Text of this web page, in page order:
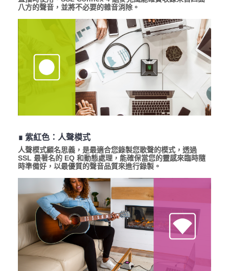
八方的聲音，並將不必要的雜音消除。
∎ 紫紅色：人聲模式
人聲模式顧名思義，是最適合您錄製您歌聲的模式，透過
SSL 最著名的 EQ 和動態處理，能確保當您的靈感來臨時隨
時準備好，以最優質的聲音品質來進行錄製。